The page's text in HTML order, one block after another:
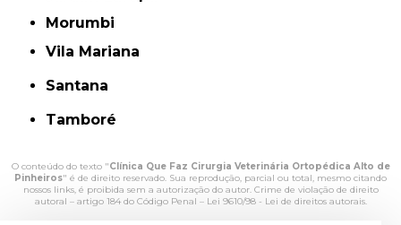
Morumbi
Vila Mariana
Santana
Tamboré
O conteúdo do texto "Clínica Que Faz Cirurgia Veterinária Ortopédica Alto de
Pinheiros" é de direito reservado. Sua reprodução, parcial ou total, mesmo citando
nossos links, é proibida sem a autorização do autor. Crime de violação de direito
autoral – artigo 184 do Código Penal – Lei 9610/98 - Lei de direitos autorais.